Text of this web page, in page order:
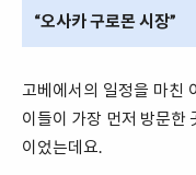
“오사카 구로몬 시장”
고베에서의 일정을 마친
이들이 가장 먼저 방문한
이었는데요.